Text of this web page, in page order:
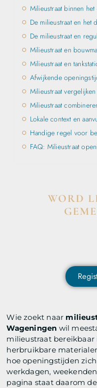
Wie zoekt naar
Wageningen wil
milieustraat bereikbaar
herbruikbare
hoe openingstijden
werkdagen,
pagina staat daarom
Milieustraat binnen
De milieustraat en het
De milieustraat en
Milieustraat en
Milieustraat en
Afwijkende
Milieustraat
Milieustraat
Lokale context en
Handige regel voor
FAQ: Milieustraat
WORD